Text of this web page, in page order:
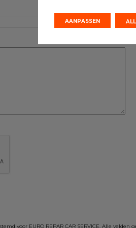
voor EURO REPAR CAR SERVICE. Alle
AANPASSEN